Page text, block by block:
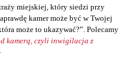
miejskiej, który siedzi przy
kamer może być w Twojej
może to ukazywać?”. Polecamy
kamerą, czyli inwigilacja z